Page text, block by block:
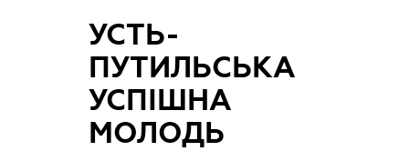
УСТЬ-
ПУТИЛЬСЬКА
УСПІШНА
МОЛОДЬ